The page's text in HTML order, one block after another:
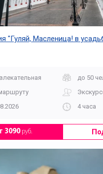
"Гуляй, Масленица! в
до 50
4 часа
3090руб.